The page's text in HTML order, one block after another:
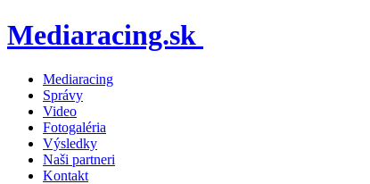
Mediaracing.sk
Mediaracing
Správy
Video
Fotogaléria
Výsledky
Naši partneri
Kontakt